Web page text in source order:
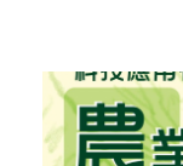
進駐育成
空間介紹與租用
課程活動
東之皇華創業競
資料櫃